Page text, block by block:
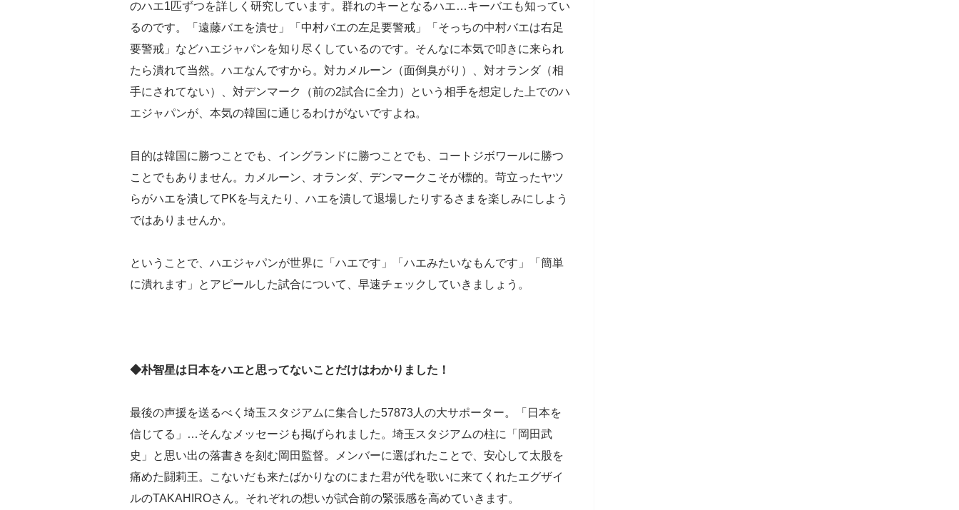
のハエ1匹ずつを詳しく研究しています。群れのキーとなるハエ…キーバエも知ってい
るのです。「遠藤バエを潰せ」「中村バエの左足要警戒」「そっちの中村バエは右足
要警戒」などハエジャパンを知り尽くしているのです。そんなに本気で叩きに来られ
たら潰れて当然。ハエなんですから。対カメルーン（面倒臭がり）、対オランダ（相
手にされてない）、対デンマーク（前の2試合に全力）という相手を想定した上でのハ
エジャパンが、本気の韓国に通じるわけがないですよね。
目的は韓国に勝つことでも、イングランドに勝つことでも、コートジボワールに勝つ
ことでもありません。カメルーン、オランダ、デンマークこそが標的。苛立ったヤツ
らがハエを潰してPKを与えたり、ハエを潰して退場したりするさまを楽しみにしよう
ではありませんか。
ということで、ハエジャパンが世界に「ハエです」「ハエみたいなもんです」「簡単
に潰れます」とアピールした試合について、早速チェックしていきましょう。
◆朴智星は日本をハエと思ってないことだけはわかりました！
最後の声援を送るべく埼玉スタジアムに集合した57873人の大サポーター。「日本を
信じてる」…そんなメッセージも掲げられました。埼玉スタジアムの柱に「岡田武
史」と思い出の落書きを刻む岡田監督。メンバーに選ばれたことで、安心して太股を
痛めた闘莉王。こないだも来たばかりなのにまた君が代を歌いに来てくれたエグザイ
ルのTAKAHIROさん。それぞれの想いが試合前の緊張感を高めていきます。